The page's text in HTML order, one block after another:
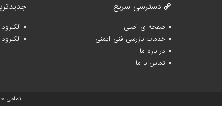
دسترسی سریع
صفحه ی اصلی
خدمات بازرسی فنی-ایمنی
در باره ما
تماس با ما
تمامی